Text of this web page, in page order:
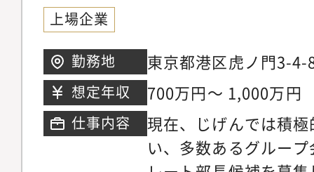
査対応──組織の健全
挑戦を支えているか
だからこその視点が
ます。■経営企画・事
仕組みを整える・税
IPO準備・監査法人
4．CEOと連携した投
立案～実行・各ラウ
要な成長ステージを
験重視）・日本語・
上場企業
勤務地 東京都港区虎ノ門3-4-
想定年収 700万円～ 1,000万円
仕事内容
現在、じげんでは積
い、多数あるグルー